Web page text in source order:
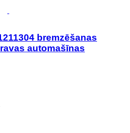
bremzēšanas
automašīnas